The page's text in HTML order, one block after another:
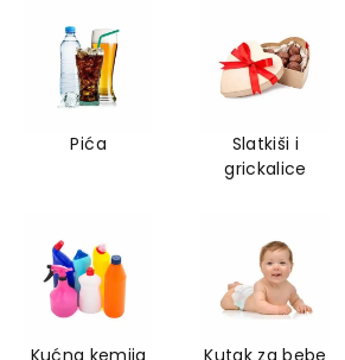
Pića
Slatkiši i
grickalice